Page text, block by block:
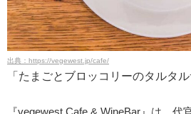
出典：https://vegewest.jp/cafe/
「たまごとブロッコリーのタルタル